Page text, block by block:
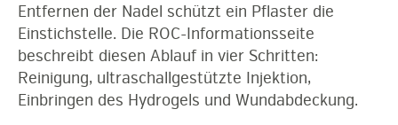
Entfernen der Nadel schützt ein Pflaster die
Einstichstelle. Die ROC-Informationsseite
beschreibt diesen Ablauf in vier Schritten:
Reinigung, ultraschallgestützte Injektion,
Einbringen des Hydrogels und Wundabdeckung.